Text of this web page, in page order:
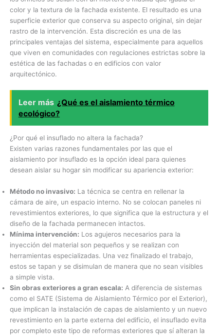
color y la textura de la fachada existente. El resultado es una
superficie exterior que conserva su aspecto original, sin dejar
rastro de la intervención. Esta discreción es una de las
principales ventajas del sistema, especialmente para aquellos
que viven en comunidades con regulaciones estrictas sobre la
estética de las fachadas o en edificios con valor
arquitectónico.
Leer más ¿Qué es el aislamiento térmico
ecológico?
¿Por qué el insuflado no altera la fachada?
Existen varias razones fundamentales por las que el
aislamiento por insuflado es la opción ideal para quienes
desean aislar su hogar sin modificar su apariencia exterior:
Método no invasivo: La técnica se centra en rellenar la
cámara de aire, un espacio interno. No se colocan paneles ni
revestimientos exteriores, lo que significa que la estructura y el
diseño de la fachada permanecen intactos.
Mínima intervención: Los agujeros necesarios para la
inyección del material son pequeños y se realizan con
herramientas especializadas. Una vez finalizado el trabajo,
estos se tapan y se disimulan de manera que no sean visibles
a simple vista.
Sin obras exteriores a gran escala: A diferencia de sistemas
como el SATE (Sistema de Aislamiento Térmico por el Exterior),
que implican la instalación de capas de aislamiento y un nuevo
revestimiento en la parte externa del edificio, el insuflado evita
por completo este tipo de reformas exteriores que sí alteran la